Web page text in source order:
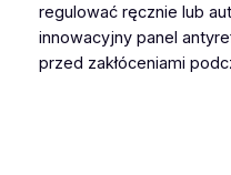
regulować ręcznie lub
innowacyjny panel
przed zakłóceniami